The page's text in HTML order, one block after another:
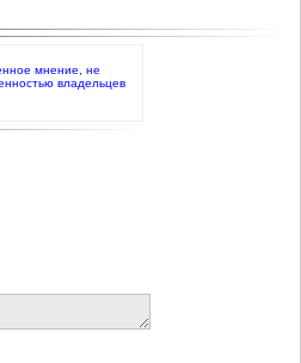
мнение, не
владельцев